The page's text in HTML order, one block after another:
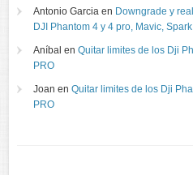
Antonio Garcia en Downgrade y
DJI Phantom 4 y 4 pro, Mavic, Spark
Aníbal enQuitar limites de los Dji
PRO
Joan enQuitar limites de los Dji
PRO